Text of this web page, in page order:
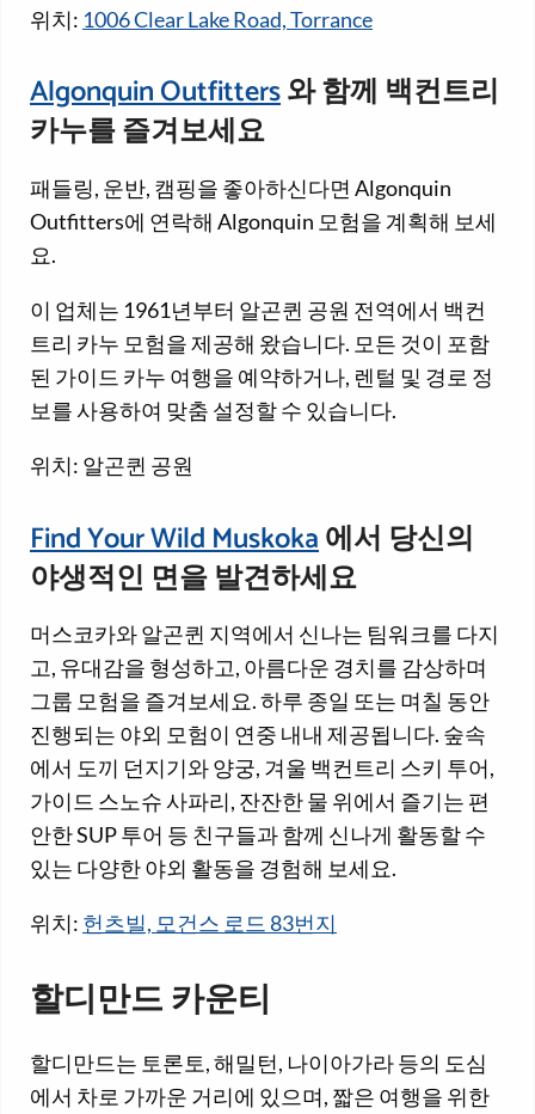
위치: 1006 Clear Lake Road, Torrance
Algonquin Outfitters와 함께 백컨트리
카누를 즐겨보세요
패들링, 운반, 캠핑을 좋아하신다면 Algonquin
Outfitters에 연락해 Algonquin 모험을 계획해 보세
요.
이 업체는 1961년부터 알곤퀸 공원 전역에서 백컨
트리 카누 모험을 제공해 왔습니다. 모든 것이 포함
된 가이드 카누 여행을 예약하거나, 렌털 및 경로 정
보를 사용하여 맞춤 설정할 수 있습니다.
위치: 알곤퀸 공원
Find Your Wild Muskoka에서 당신의
야생적인 면을 발견하세요
머스코카와 알곤퀸 지역에서 신나는 팀워크를 다지
고, 유대감을 형성하고, 아름다운 경치를 감상하며
그룹 모험을 즐겨보세요. 하루 종일 또는 며칠 동안
진행되는 야외 모험이 연중 내내 제공됩니다. 숲속
에서 도끼 던지기와 양궁, 겨울 백컨트리 스키 투어,
가이드 스노슈 사파리, 잔잔한 물 위에서 즐기는 편
안한 SUP 투어 등 친구들과 함께 신나게 활동할 수
있는 다양한 야외 활동을 경험해 보세요.
위치: 헌츠빌, 모건스 로드 83번지
할디만드 카운티
할디만드는 토론토, 해밀턴, 나이아가라 등의 도심
에서 차로 가까운 거리에 있으며, 짧은 여행을 위한